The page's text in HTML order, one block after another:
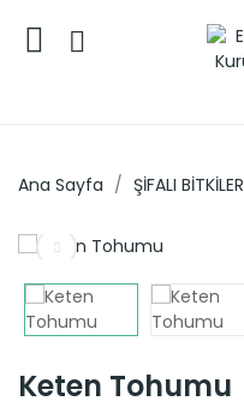
Ana Sayfa ŞİFALI BİTKİLER
Keten Tohumu